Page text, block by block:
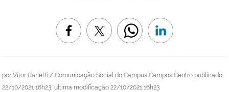
por Vitor Carletti / Comunicação Social do Campus Campos Centro publicado
22/10/2021 16h23, última modificação 22/10/2021 16h23